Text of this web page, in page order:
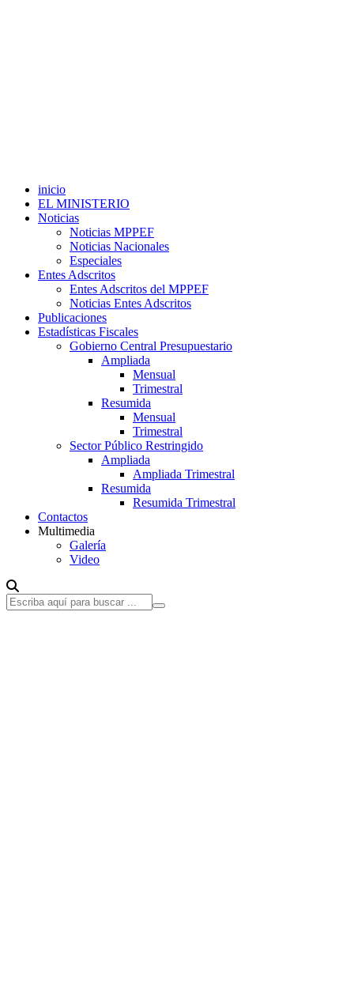
inicio
EL MINISTERIO
Noticias
Noticias MPPEF
Noticias Nacionales
Especiales
Entes Adscritos
Entes Adscritos del MPPEF
Noticias Entes Adscritos
Publicaciones
Estadísticas Fiscales
Gobierno Central Presupuestario
Ampliada
Mensual
Trimestral
Resumida
Mensual
Trimestral
Sector Público Restringido
Ampliada
Ampliada Trimestral
Resumida
Resumida Trimestral
Contactos
Multimedia
Galería
Video